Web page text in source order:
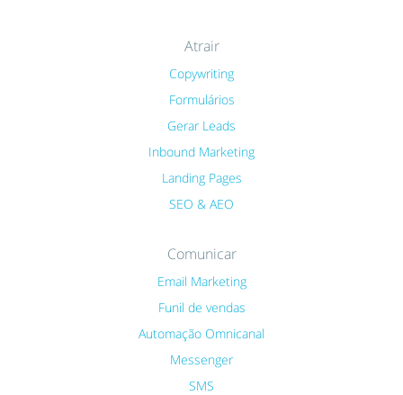
Atrair
Copywriting
Formulários
Gerar Leads
Inbound Marketing
Landing Pages
SEO & AEO
Comunicar
Email Marketing
Funil de vendas
Automação Omnicanal
Messenger
SMS